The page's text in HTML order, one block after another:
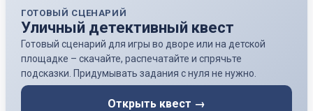
ГОТОВЫЙ СЦЕНАРИЙ
Уличный детективный квест
Готовый сценарий для игры во дворе или на детской
площадке – скачайте, распечатайте и спрячьте
подсказки. Придумывать задания с нуля не нужно.
Открыть квест →